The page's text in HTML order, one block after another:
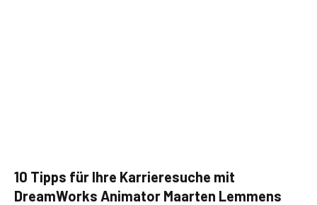
10 Tipps für Ihre Karrieresuche mit
DreamWorks Animator Maarten Lemmens